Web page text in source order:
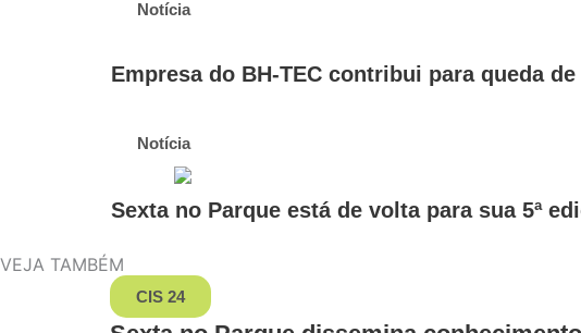
Notícia
Empresa do BH-TEC contribui para queda
Notícia
Sexta no Parque está de volta para sua 5ª
VEJA TAMBÉM
CIS 24